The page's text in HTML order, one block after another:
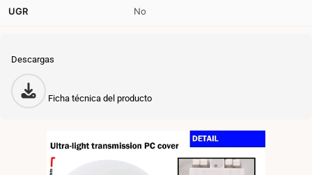
UGR No
Descargas
Ficha técnica del producto